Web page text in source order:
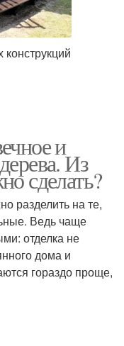
и
Из
сделать?
разделить на те,
Ведь чаще
отделка не
дома и
гораздо проще,